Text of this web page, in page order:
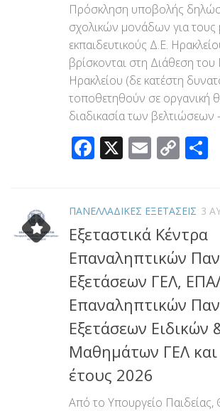
Πρόσκληση υποβολής
σχολικών μονάδων για τους
εκπαιδευτικούς Δ.Ε.
βρίσκονται στη Διάθεση
Ηρακλείου (δε κατέστη
τοποθετηθούν σε οργανική
διαδικασία των βελτιώσεων
Facebook
X Email
Copy
ΠΑΝΕΛΛΑΔΙΚΕΣ ΕΞΕΤΑΣΕΙΣ 3
Εξεταστικά Κέντρα
Επαναληπτικών
Εξετάσεων ΓΕΛ,
Επαναληπτικών
Εξετάσεων
Μαθημάτων ΓΕΛ
έτους 2026
Από το Υπουργείο